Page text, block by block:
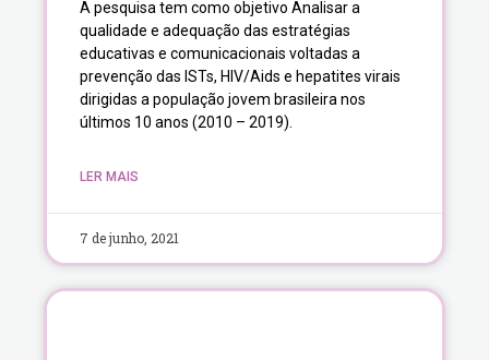
A pesquisa tem como objetivo Analisar a
qualidade e adequação das estratégias
educativas e comunicacionais voltadas a
prevenção das ISTs, HIV/Aids e hepatites virais
dirigidas a população jovem brasileira nos
últimos 10 anos (2010 – 2019).
LER MAIS
7 de junho, 2021